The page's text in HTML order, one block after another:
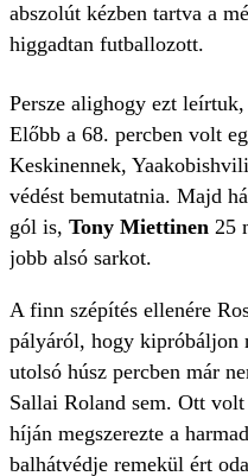
abszolút kézben tartva a
higgadtan futballozott.
Persze alighogy ezt
Előbb a 68. percben volt
Keskinennek,
védést bemutatnia. Majd
gól is, Tony Miettinen 25
jobb alsó sarkot.
A finn szépítés ellenére
pályáról, hogy kipróbáljon
utolsó húsz percben már
Sallai Roland sem. Ott
híján megszerezte a
balhátvédje remekül ért